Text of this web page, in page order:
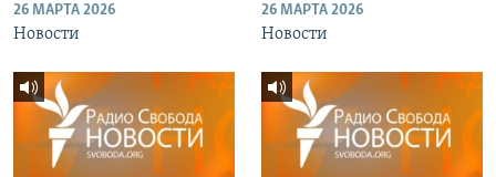
26 МАРТА 2026
Новости
26 МАРТА 2026
Новости